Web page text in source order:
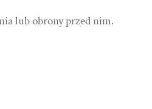
lub obrony przed nim.